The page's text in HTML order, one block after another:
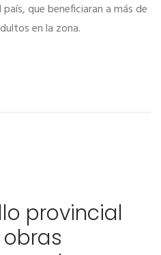
que beneficiaran a más de
en la zona.
provincial